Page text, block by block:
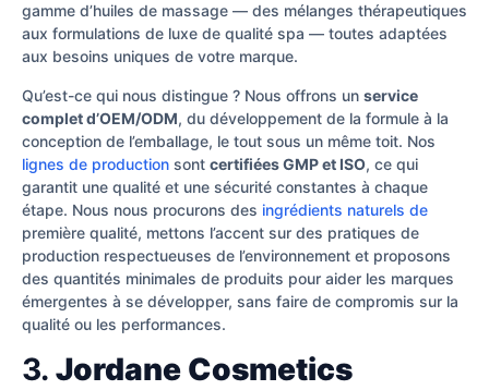
gamme d’huiles de massage — des mélanges thérapeutiques
aux formulations de luxe de qualité spa — toutes adaptées
aux besoins uniques de votre marque.
Qu’est-ce qui nous distingue ? Nous offrons un service
complet d’OEM/ODM, du développement de la formule à la
conception de l’emballage, le tout sous un même toit. Nos
lignes de production sont certifiées GMP et ISO, ce qui
garantit une qualité et une sécurité constantes à chaque
étape. Nous nous procurons des ingrédients naturels de
première qualité, mettons l’accent sur des pratiques de
production respectueuses de l’environnement et proposons
des quantités minimales de produits pour aider les marques
émergentes à se développer, sans faire de compromis sur la
qualité ou les performances.
3. Jordane Cosmetics